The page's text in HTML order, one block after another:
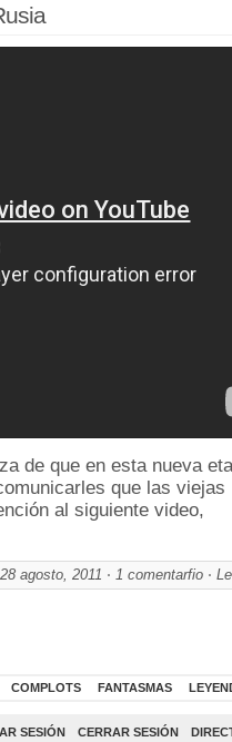
de que en esta nueva
que las viejas
al siguiente video,
28 agosto, 2011 1 comentarfio
COMPLOTS FANTASMAS
SESIÓN CERRAR SESIÓN